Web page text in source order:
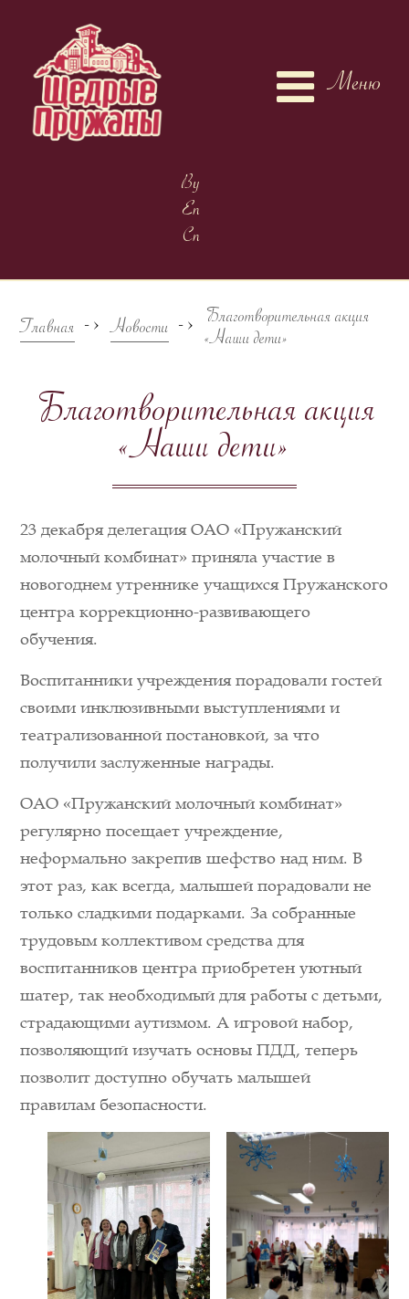
Меню
By
En
Cn
Главная -> Новости -> Благотворительная акция
«Наши дети»
Благотворительная акция
«Наши дети»
23 декабря делегация ОАО «Пружанский
молочный комбинат» приняла участие в
новогоднем утреннике учащихся Пружанского
центра коррекционно-развивающего
обучения.
Воспитанники учреждения порадовали гостей
своими инклюзивными выступлениями и
театрализованной постановкой, за что
получили заслуженные награды.
ОАО «Пружанский молочный комбинат»
регулярно посещает учреждение,
неформально закрепив шефство над ним. В
этот раз, как всегда, малышей порадовали не
только сладкими подарками. За собранные
трудовым коллективом средства для
воспитанников центра приобретен уютный
шатер, так необходимый для работы с детьми,
страдающими аутизмом. А игровой набор,
позволяющий изучать основы ПДД, теперь
позволит доступно обучать малышей
правилам безопасности.